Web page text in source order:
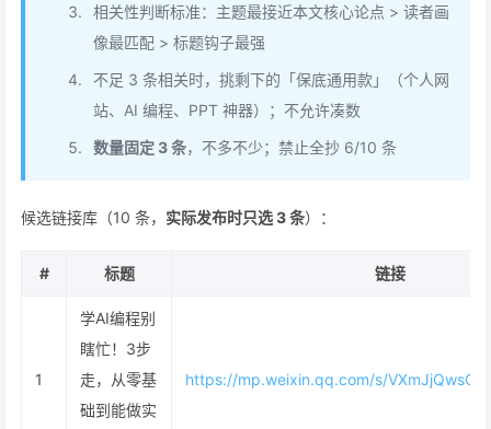
相关性判断标准：主题最接近本文核心论点 > 读者画
像最匹配 > 标题钩子最强
不足 3 条相关时，挑剩下的「保底通用款」（个人网
站、AI 编程、PPT 神器）；不允许凑数
数量固定 3 条，不多不少；禁止全抄 6/10 条
候选链接库（10 条， 实际发布时只选 3 条）：
# 标题 链接
1
学AI编程别
瞎忙！3步
走，从零基
础到能做实
https://mp.weixin.qq.com/s/